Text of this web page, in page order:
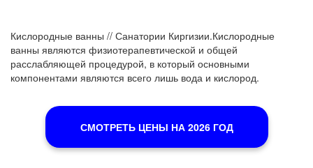
Кислородные ванны // Санатории Киргизии.Кислородные
ванны являются физиотерапевтической и общей
расслабляющей процедурой, в который основными
компонентами являются всего лишь вода и кислород.
СМОТРЕТЬ ЦЕНЫ НА 2026 ГОД